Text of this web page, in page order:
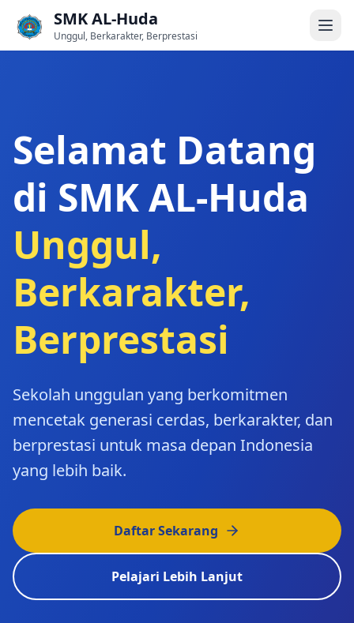
SMK AL-Huda
Unggul, Berkarakter, Berprestasi
Selamat Datang
di SMK AL-Huda
Unggul,
Berkarakter,
Berprestasi
Sekolah unggulan yang berkomitmen
mencetak generasi cerdas, berkarakter, dan
berprestasi untuk masa depan Indonesia
yang lebih baik.
Daftar Sekarang
Pelajari Lebih Lanjut